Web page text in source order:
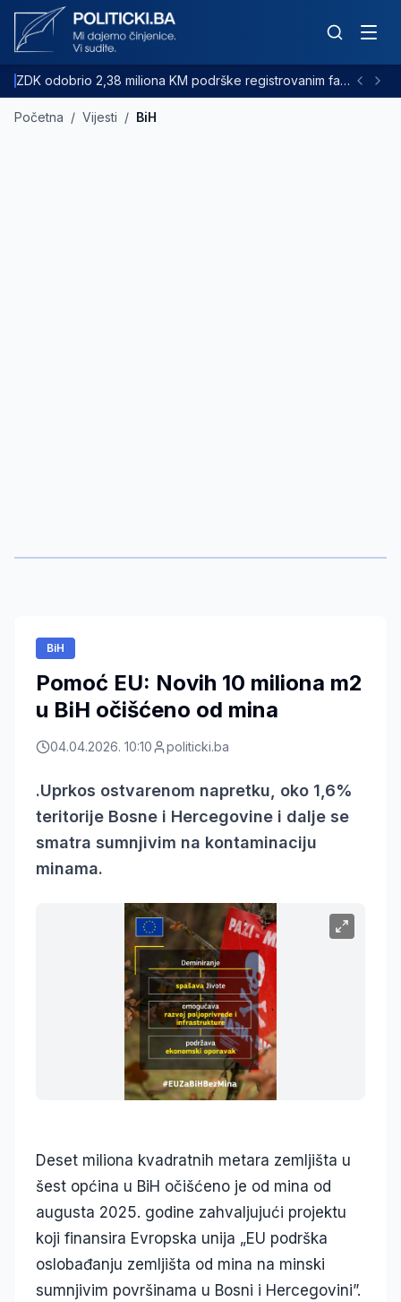
ZDK odobrio 2,38 miliona KM podrške registrovanim farmama goveda
Početna / Vijesti / BiH
BiH
Pomoć EU: Novih 10 miliona m2
u BiH očišćeno od mina
04.04.2026. 10:10 politicki.ba
.Uprkos ostvarenom napretku, oko 1,6%
teritorije Bosne i Hercegovine i dalje se
smatra sumnjivim na kontaminaciju
minama.
Deset miliona kvadratnih metara zemljišta u
šest općina u BiH očišćeno je od mina od
augusta 2025. godine zahvaljujući projektu
koji finansira Evropska unija „EU podrška
oslobađanju zemljišta od mina na minski
sumnjivim površinama u Bosni i Hercegovini”.